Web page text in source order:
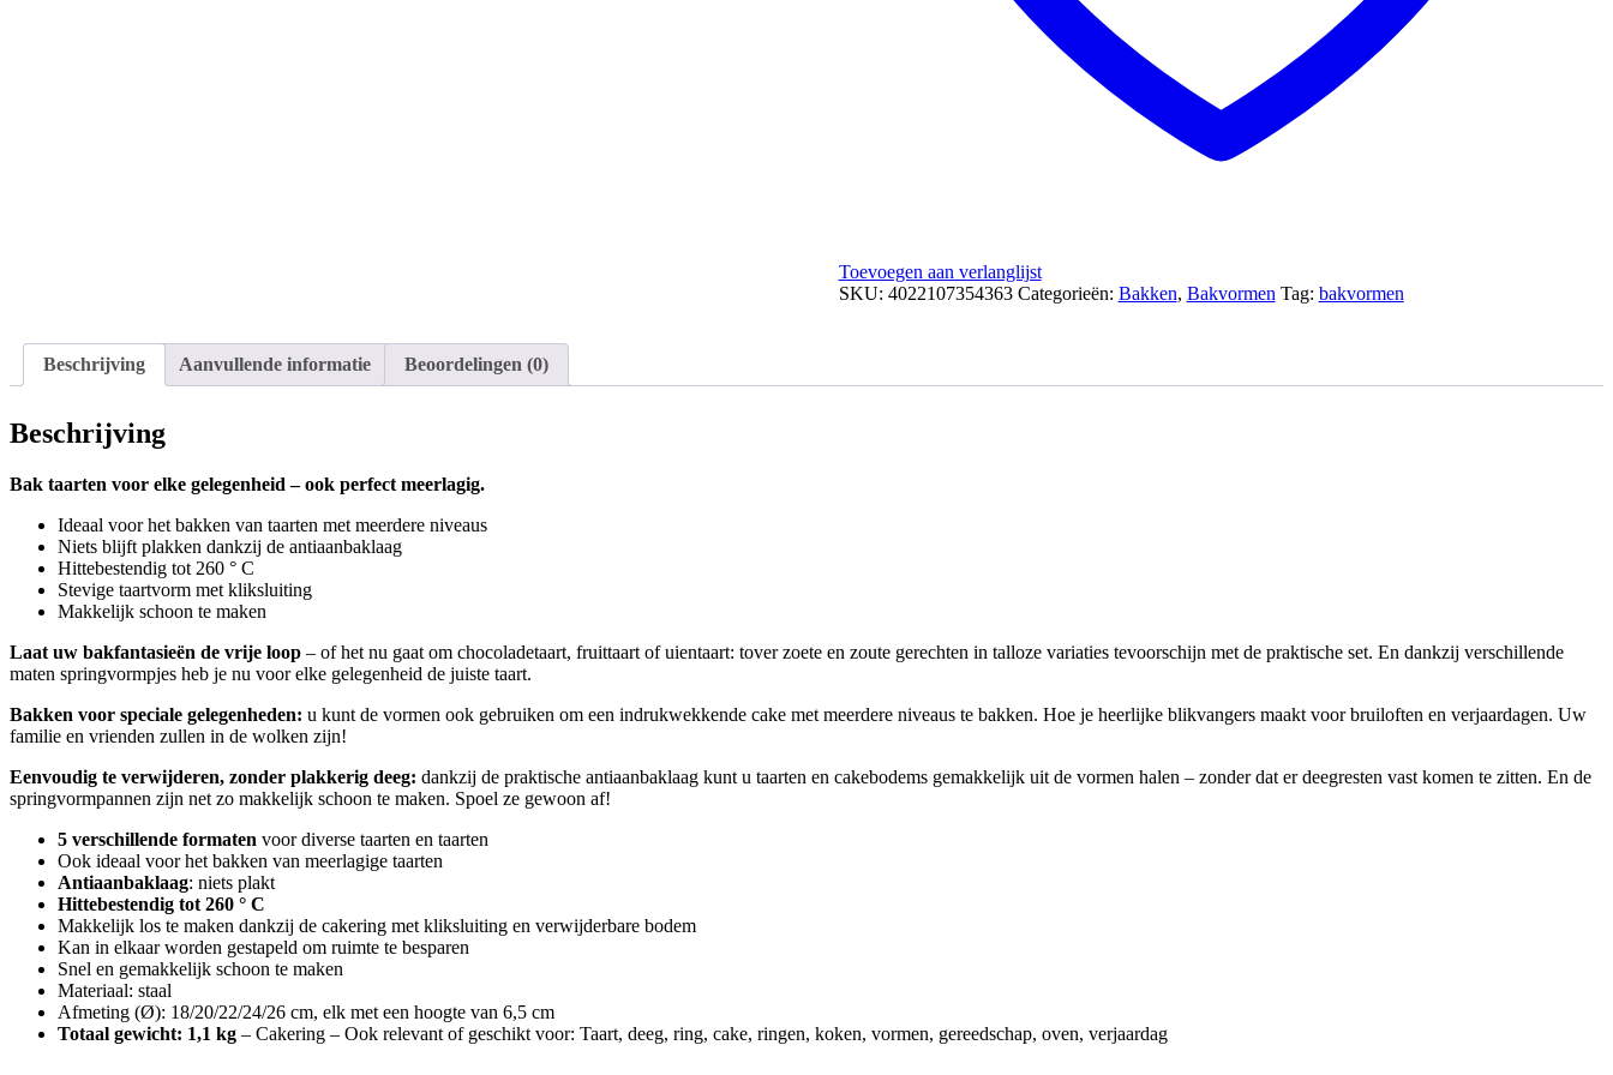
Toevoegen aan verlanglijst
SKU: 4022107354363 Categorieën: Bakken, Bakvormen Tag: bakvormen
Beschrijving Aanvullende informatie Beoordelingen (0)
Beschrijving
Bak taarten voor elke gelegenheid – ook perfect meerlagig.
Ideaal voor het bakken van taarten met meerdere niveaus
Niets blijft plakken dankzij de antiaanbaklaag
Hittebestendig tot 260 ° C
Stevige taartvorm met kliksluiting
Makkelijk schoon te maken
Laat uw bakfantasieën de vrije loop – of het nu gaat om chocoladetaart, fruittaart of uientaart: tover zoete en zoute gerechten in talloze variaties tevoorschijn met de praktische set. En dankzij verschillende
maten springvormpjes heb je nu voor elke gelegenheid de juiste taart.
Bakken voor speciale gelegenheden: u kunt de vormen ook gebruiken om een ​​indrukwekkende cake met meerdere niveaus te bakken. Hoe je heerlijke blikvangers maakt voor bruiloften en verjaardagen. Uw
familie en vrienden zullen in de wolken zijn!
Eenvoudig te verwijderen, zonder plakkerig deeg: dankzij de praktische antiaanbaklaag kunt u taarten en cakebodems gemakkelijk uit de vormen halen – zonder dat er deegresten vast komen te zitten. En de
springvormpannen zijn net zo makkelijk schoon te maken. Spoel ze gewoon af!
5 verschillende formaten voor diverse taarten en taarten
Ook ideaal voor het bakken van meerlagige taarten
Antiaanbaklaag: niets plakt
Hittebestendig tot 260 ° C
Makkelijk los te maken dankzij de cakering met kliksluiting en verwijderbare bodem
Kan in elkaar worden gestapeld om ruimte te besparen
Snel en gemakkelijk schoon te maken
Materiaal: staal
Afmeting (Ø): 18/20/22/24/26 cm, elk met een hoogte van 6,5 cm
Totaal gewicht: 1,1 kg – Cakering – Ook relevant of geschikt voor: Taart, deeg, ring, cake, ringen, koken, vormen, gereedschap, oven, verjaardag